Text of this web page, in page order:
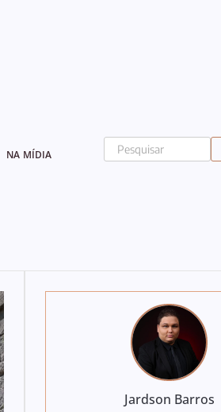
NA MÍDIA
Jardson Barros